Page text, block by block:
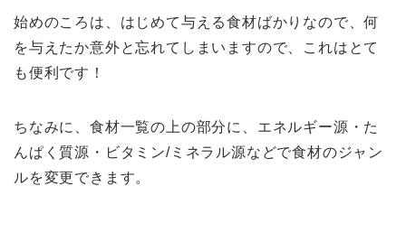
始めのころは、はじめて与える食材ばかりなので、何
を与えたか意外と忘れてしまいますので、これはとて
も便利です！
ちなみに、食材一覧の上の部分に、エネルギー源・た
んぱく質源・ビタミン/ミネラル源などで食材のジャン
ルを変更できます。